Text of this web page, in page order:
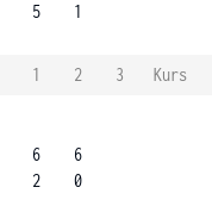
5
1
1 2 3
Kurs
6
2
6
0